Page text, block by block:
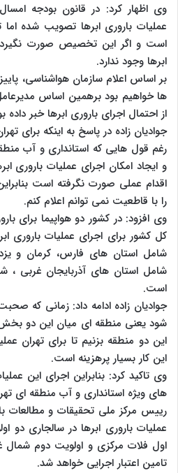
عملیات باروری ابرها تصویب شده اما
است و اگر این تخصیص صورت نگیرد
ابرها وجود ندارد.
بر اساس اعلام سازمان هواشناسی،
ها خواهیم بود برهمین اساس
از احتمال اجرای باروری ابرها خبر داده
جوادیان زاده در پاسخ به اینکه برای
رغم قول هایی که استانداری و آب
و ایجاد امکان اجرای عملیات باروری
اقدام عملی صورت نگرفته است
را با قاطعیت نمی توانم اعلام کنم.
وی افزود: در کشور دو هواپیما برای
کل کشور برای اجرای عملیات باروری
شامل استان های فارس، کرمان و
شامل استان های آذربایجان غربی ،
است.
جوادیان زاده ادامه داد: زمانی که
شود یعنی منطقه ای میان این دو
این دو منطقه بزنیم تا برای تهران
این کار بسیار پرهزینه است.
وی تاکید کرد: بنابراین اجرای این
های ویژه استانداری و آب منطقه ای
رییس مرکز ملی تحقیقات و مطالعات
عملیات باروری ابرها در سالجاری دو
اول فلات مرکزی و اولویت دوم
تامین اعتبار اجرایی خواهد شد.